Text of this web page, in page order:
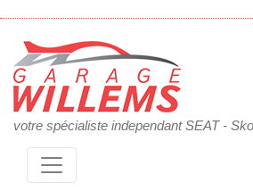
votre spécialiste independant SEAT -